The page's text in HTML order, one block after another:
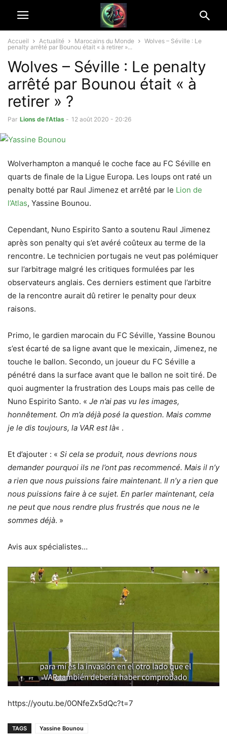
Accueil Actualité Marocains du Monde
Wolves – Séville : Le
penalty arrêté par Bounou était « à retirer »...
Wolves – Séville : Le penalty
arrêté par Bounou était « à
retirer » ?
Par Lions de l'Atlas - 12 août 2020 - 20:26
Wolverhampton a manqué le coche face au FC Séville en
quarts de finale de la Ligue Europa. Les loups ont raté un
penalty botté par Raul Jimenez et arrêté par le Lion de
l’Atlas, Yassine Bounou.
Cependant, Nuno Espirito Santo a soutenu Raul Jimenez
après son penalty qui s’et avéré coûteux au terme de la
rencontre. Le technicien portugais ne veut pas polémiquer
sur l’arbitrage malgré les critiques formulées par les
observateurs anglais. Ces derniers estiment que l’arbitre
de la rencontre aurait dû retirer le penalty pour deux
raisons.
Primo, le gardien marocain du FC Séville, Yassine Bounou
s’est écarté de sa ligne avant que le mexicain, Jimenez, ne
touche le ballon. Secondo, un joueur du FC Séville a
pénétré dans la surface avant que le ballon ne soit tiré. De
quoi augmenter la frustration des Loups mais pas celle de
Nuno Espirito Santo. « Je n’ai pas vu les images,
honnêtement. On m’a déjà posé la question. Mais comme
je le dis toujours, la VAR est là« .
Et d’ajouter : « Si cela se produit, nous devrions nous
demander pourquoi ils ne l’ont pas recommencé. Mais il n’y
a rien que nous puissions faire maintenant. Il n’y a rien que
nous puissions faire à ce sujet. En parler maintenant, cela
ne peut que nous rendre plus frustrés que nous ne le
sommes déjà. »
Avis aux spécialistes…
https://youtu.be/0ONfeZx5dQc?t=7
TAGS Yassine Bounou